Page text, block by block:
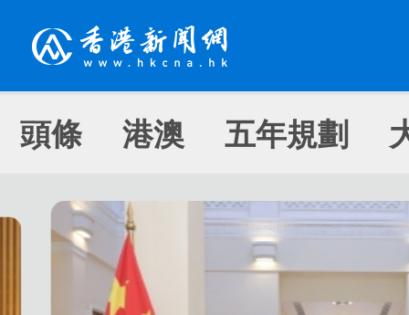
頭條 港澳 五年規劃